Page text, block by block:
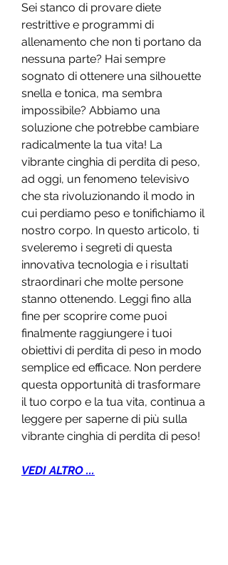
Sei stanco di provare diete
restrittive e programmi di
allenamento che non ti portano da
nessuna parte? Hai sempre
sognato di ottenere una silhouette
snella e tonica, ma sembra
impossibile? Abbiamo una
soluzione che potrebbe cambiare
radicalmente la tua vita! La
vibrante cinghia di perdita di peso,
ad oggi, un fenomeno televisivo
che sta rivoluzionando il modo in
cui perdiamo peso e tonifichiamo il
nostro corpo. In questo articolo, ti
sveleremo i segreti di questa
innovativa tecnologia e i risultati
straordinari che molte persone
stanno ottenendo. Leggi fino alla
fine per scoprire come puoi
finalmente raggiungere i tuoi
obiettivi di perdita di peso in modo
semplice ed efficace. Non perdere
questa opportunità di trasformare
il tuo corpo e la tua vita, continua a
leggere per saperne di più sulla
vibrante cinghia di perdita di peso!
VEDI ALTRO ...